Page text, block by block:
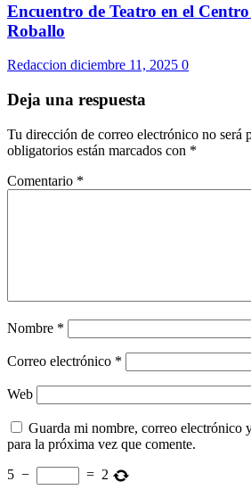
Encuentro de Teatro en el
Roballo
Redaccion diciembre 11, 2025 0
Deja una respuesta
Tu dirección de correo electrónico no será
obligatorios están marcados con *
Comentario *
Nombre *
Correo electrónico *
Web
Guarda mi nombre, correo electrónico
para la próxima vez que comente.
5 − = 2